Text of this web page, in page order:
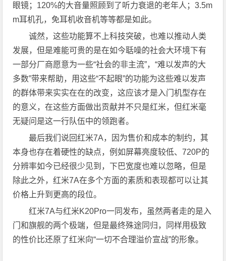
眼镜；120%的大音量照顾到了听力衰退的老年人；3.5m
m耳机孔，免耳机收音机等等都是如此。
诚然，这些功能算不上科技突破，也难以推动人类
发展，但是难能可贵的是在如今聒噪的社会大环境下有
一部分厂商愿意为一些“社会的非主流”，“难以发声的大
多数”带来帮助，用这些“不起眼”的功能为这些难以发声
的群体带来实实在在的改变，这应该才是入门机型存在
的意义，在这些方面做出贡献并不只是红米，但红米毫
无疑问是这一行队伍中的领跑者。
最后我们说回红米7A，因为售价和成本的制约，其
本身也存在着硬性的缺点，例如屏幕亮度较低、720P的
分辨率如今已经很少见到，下巴宽度也难以忽略，但是
除此之外，红米7A在多个方面的素质和表现都可以让其
价格上升到更高的段位。
红米7A与红米K20Pro一同发布，虽然两者走的是入
门和旗舰的两个极端，但是最终殊途同归，同样用极致
的性价比还原了红米向“一切不合理溢价宣战”的形象。